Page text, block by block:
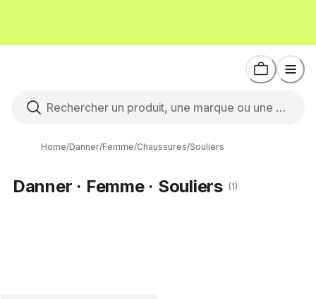
Home/Danner/Femme/Chaussures/Souliers
Danner · Femme · Souliers (1)